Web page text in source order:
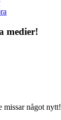
medier!
missar något nytt!